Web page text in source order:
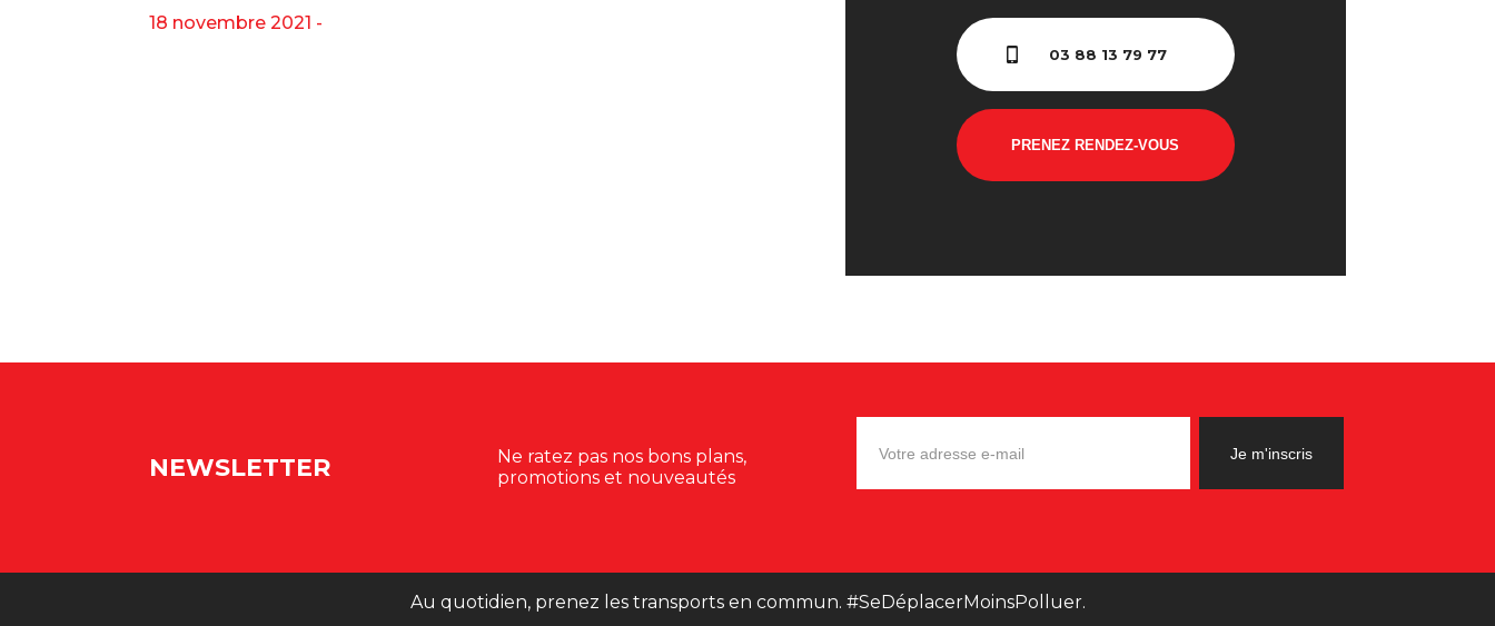
18 novembre 2021 -
03 88 13 79 77
PRENEZ RENDEZ-VOUS
NEWSLETTER
Ne ratez pas nos bons plans,
promotions et nouveautés
Au quotidien, prenez les transports en commun. #SeDéplacerMoinsPolluer.